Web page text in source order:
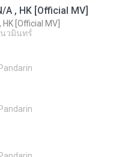
A , HK [Official MV]
[Official MV]
นวมินทร์
Pandarin
Pandarin